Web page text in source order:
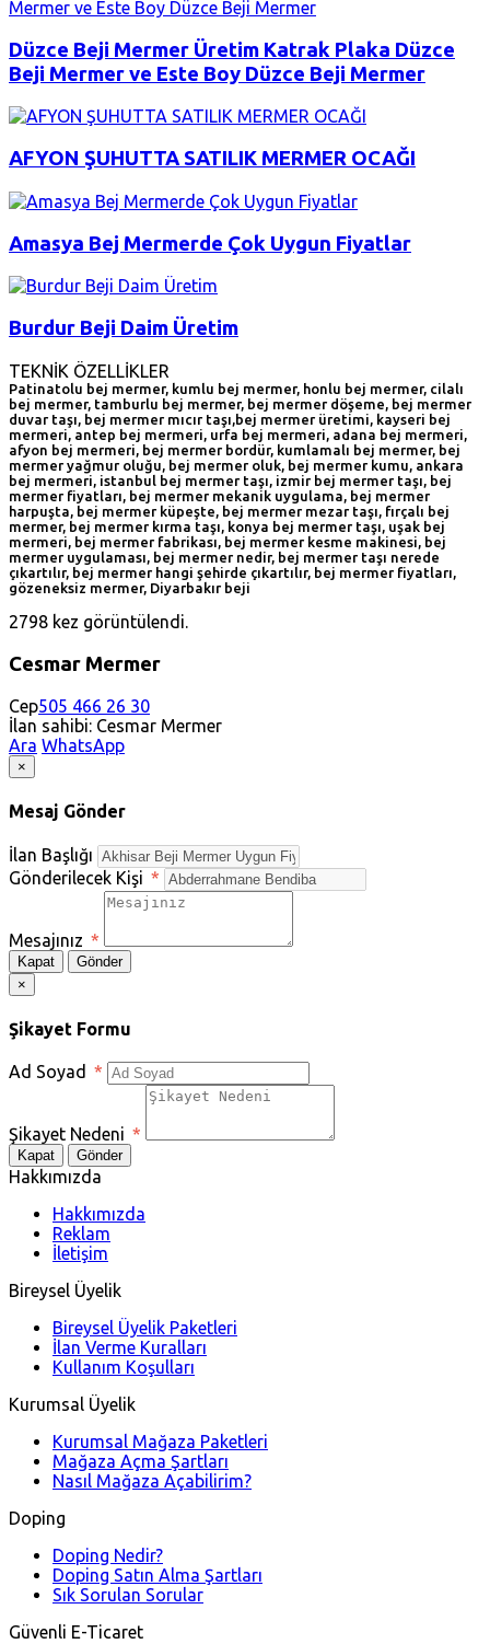
Düzce Beji Mermer Üretim Katrak Plaka Düzce
Beji Mermer ve Este Boy Düzce Beji Mermer
AFYON ŞUHUTTA SATILIK MERMER OCAĞI
Amasya Bej Mermerde Çok Uygun Fiyatlar
Burdur Beji Daim Üretim
TEKNİK ÖZELLİKLER
Patinatolu bej mermer, kumlu bej mermer, honlu bej mermer, cilalı
bej mermer, tamburlu bej mermer, bej mermer döşeme, bej mermer
duvar taşı, bej mermer mıcır taşı,bej mermer üretimi, kayseri bej
mermeri, antep bej mermeri, urfa bej mermeri, adana bej mermeri,
afyon bej mermeri, bej mermer bordür, kumlamalı bej mermer, bej
mermer yağmur oluğu, bej mermer oluk, bej mermer kumu, ankara
bej mermeri, istanbul bej mermer taşı, izmir bej mermer taşı, bej
mermer fiyatları, bej mermer mekanik uygulama, bej mermer
harpuşta, bej mermer küpeşte, bej mermer mezar taşı, fırçalı bej
mermer, bej mermer kırma taşı, konya bej mermer taşı, uşak bej
mermeri, bej mermer fabrikası, bej mermer kesme makinesi, bej
mermer uygulaması, bej mermer nedir, bej mermer taşı nerede
çıkartılır, bej mermer hangi şehirde çıkartılır, bej mermer fiyatları,
gözeneksiz mermer, Diyarbakır beji
2798 kez görüntülendi.
Cesmar Mermer
Cep505 466 26 30
İlan sahibi: Cesmar Mermer
Ara WhatsApp
×
Mesaj Gönder
İlan Başlığı
Gönderilecek Kişi *
Mesajınız *
Kapat
Gönder
×
Şikayet Formu
Ad Soyad *
Şikayet Nedeni *
Kapat Gönder
Hakkımızda
Hakkımızda
Reklam
İletişim
Bireysel Üyelik
Bireysel Üyelik Paketleri
İlan Verme Kuralları
Kullanım Koşulları
Kurumsal Üyelik
Kurumsal Mağaza Paketleri
Mağaza Açma Şartları
Nasıl Mağaza Açabilirim?
Doping
Doping Nedir?
Doping Satın Alma Şartları
Sık Sorulan Sorular
Güvenli E-Ticaret